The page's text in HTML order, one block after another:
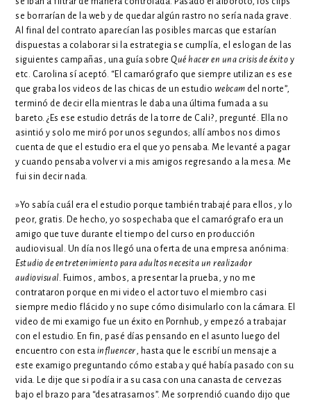
se borrarían de la web y de quedar algún rastro no sería nada grave.
Al final del contrato aparecían las posibles marcas que estarían
dispuestas a colaborar si la estrategia se cumplía, el eslogan de las
siguientes campañas, una guía sobreQué hacer en una crisis de éxito y
etc. Carolina sí aceptó. “El camarógrafo que siempre utilizan es ese
que graba los videos de las chicas de un estudio webcam del norte”,
terminó de decir ella mientras le daba una última fumada a su
bareto. ¿Es ese estudio detrás de la torre de Cali?, pregunté. Ella no
asintió y solo me miró por unos segundos; allí ambos nos dimos
cuenta de que el estudio era el que yo pensaba. Me levanté a pagar
y cuando pensaba volver vi a mis amigos regresando a la mesa. Me
fui sin decir nada.
»Yo sabía cuál era el estudio porque también trabajé para ellos, y lo
peor, gratis. De hecho, yo sospechaba que el camarógrafo era un
amigo que tuve durante el tiempo del curso en producción
audiovisual. Un día nos llegó una oferta de una empresa anónima:
Estudio de entretenimiento para adultos necesita un realizador
audiovisual. Fuimos, ambos, a presentar la prueba, y no me
contrataron porque en mi video el actor tuvo el miembro casi
siempre medio flácido y no supe cómo disimularlo con la cámara. El
video de mi examigo fue un éxito en Pornhub, y empezó a trabajar
con el estudio. En fin, pasé días pensando en el asunto luego del
encuentro con esta influencer, hasta que le escribí un mensaje a
este examigo preguntando cómo estaba y qué había pasado con su
vida. Le dije que si podía ir a su casa con una canasta de cervezas
bajo el brazo para “desatrasarnos”. Me sorprendió cuando dijo que